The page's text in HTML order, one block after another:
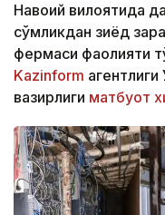
Навоий вилоятида
сўмликдан зиёд
фермаси фаолияти
Kazinform
вазирлиги матбуот